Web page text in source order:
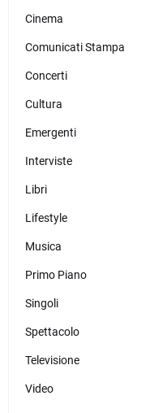
Cinema
Comunicati Stampa
Concerti
Cultura
Emergenti
Interviste
Libri
Lifestyle
Musica
Primo Piano
Singoli
Spettacolo
Televisione
Video